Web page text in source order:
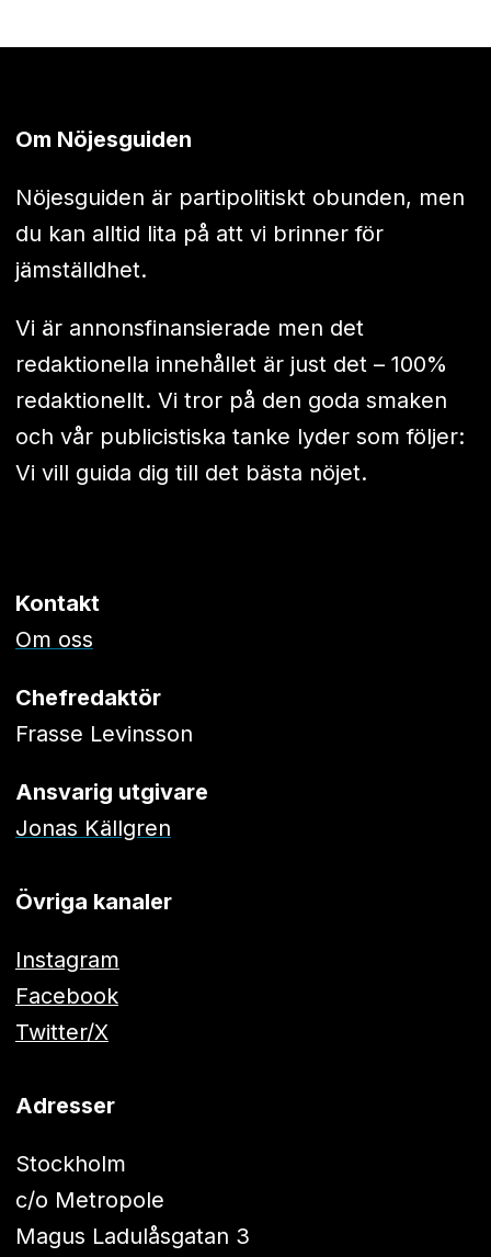
Om Nöjesguiden
Nöjesguiden är partipolitiskt obunden, men
du kan alltid lita på att vi brinner för
jämställdhet.
Vi är annonsfinansierade men det
redaktionella innehållet är just det – 100%
redaktionellt. Vi tror på den goda smaken
och vår publicistiska tanke lyder som följer:
Vi vill guida dig till det bästa nöjet.
Kontakt
Om oss
Chefredaktör
Frasse Levinsson
Ansvarig utgivare
Jonas Källgren
Övriga kanaler
Instagram
Facebook
Twitter/X
Adresser
Stockholm
c/o Metropole
Magus Ladulåsgatan 3